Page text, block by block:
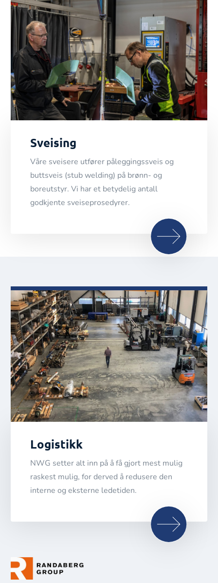
Sveising
Våre sveisere utfører påleggingssveis og
buttsveis (stub welding) på brønn- og
boreutstyr. Vi har et betydelig antall
godkjente sveiseprosedyrer.
Logistikk
NWG setter alt inn på å få gjort mest mulig
raskest mulig, for derved å redusere den
interne og eksterne ledetiden.